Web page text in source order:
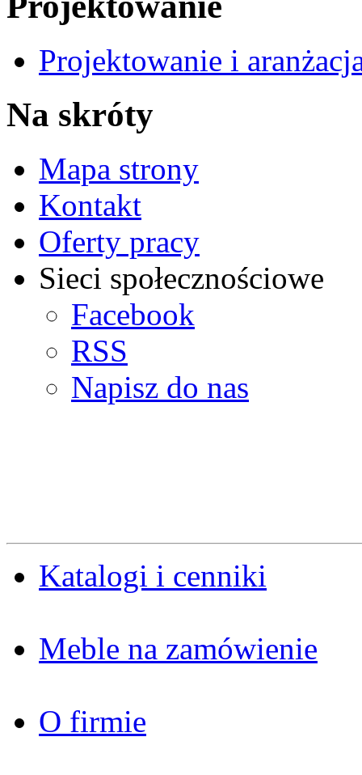
Projektowanie i
Na skróty
Mapa strony
Kontakt
Oferty pracy
Sieci społecznościowe
Facebook
RSS
Napisz do nas
Katalogi i cenniki
Meble na zamówienie
O firmie